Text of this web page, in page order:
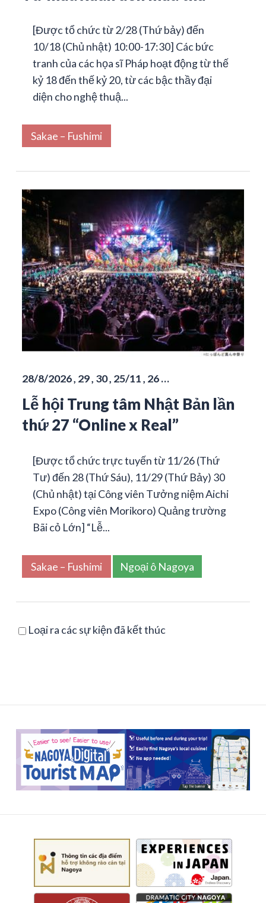
[Được tổ chức từ 2/28 (Thứ bảy) đến
10/18 (Chủ nhật) 10:00-17:30] Các bức
tranh của các họa sĩ Pháp hoạt động từ thế
kỷ 18 đến thế kỷ 20, từ các bậc thầy đại
diện cho nghệ thuậ...
Sakae – Fushimi
28/8/2026 , 29 , 30 , 25/11 , 26 …
Lễ hội Trung tâm Nhật Bản lần
thứ 27 “Online x Real”
[Được tổ chức trực tuyến từ 11/26 (Thứ
Tư) đến 28 (Thứ Sáu), 11/29 (Thứ Bảy) 30
(Chủ nhật) tại Công viên Tưởng niệm Aichi
Expo (Công viên Morikoro) Quảng trường
Bãi cỏ Lớn] “Lễ...
Sakae – Fushimi Ngoại ô Nagoya
Loại ra các sự kiện đã kết thúc